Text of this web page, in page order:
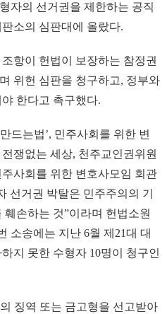
자의 선거권을 제한하는 공직
소의 심판대에 올랐다.
항이 헌법이 보장하는 참정권
위헌 심판을 청구하고, 정부와
한다고 촉구했다.
드는법’, 민주사회를 위한 변
쟁없는 세상, 천주교인권위원
사회를 위한 변호사모임 회관
선거권 박탈은 민주주의의 기
손하는 것”이라며 헌법소원
소송에는 지난 6월 제21대 대
지 못한 수형자 10명이 청구인
징역 또는 금고형을 선고받아